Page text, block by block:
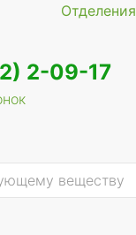
Отделения
2-09-17